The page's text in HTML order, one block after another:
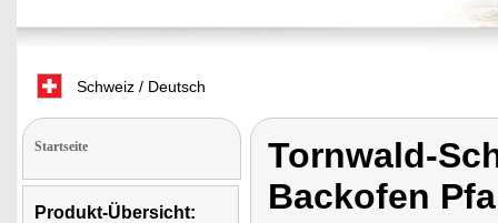
Schweiz / Deutsch
Startseite
Produkt-Übersicht:
Tornwald-
Backofen